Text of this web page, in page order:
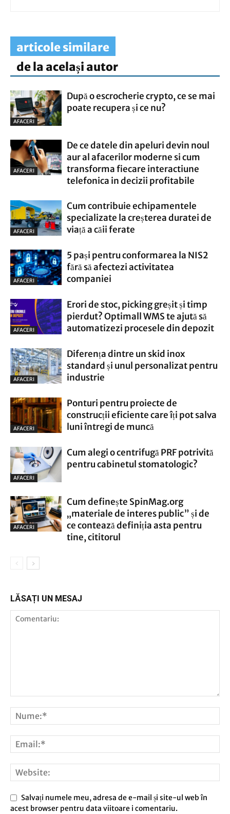
articole similare
de la același autor
AFACERI
După o escrocherie crypto, ce se mai
poate recupera și ce nu?
AFACERI
De ce datele din apeluri devin noul
aur al afacerilor moderne si cum
transforma fiecare interactiune
telefonica in decizii profitabile
AFACERI
Cum contribuie echipamentele
specializate la creșterea duratei de
viață a căii ferate
AFACERI
5 pași pentru conformarea la NIS2
fără să afectezi activitatea
companiei
AFACERI
Erori de stoc, picking greșit și timp
pierdut? Optimall WMS te ajută să
automatizezi procesele din depozit
AFACERI
Diferența dintre un skid inox
standard și unul personalizat pentru
industrie
AFACERI
Ponturi pentru proiecte de
construcții eficiente care îți pot salva
luni întregi de muncă
AFACERI
Cum alegi o centrifugă PRF potrivită
pentru cabinetul stomatologic?
AFACERI
Cum definește SpinMag.org
„materiale de interes public” și de
ce contează definiția asta pentru
tine, cititorul
LĂSAȚI UN MESAJ
Salvați numele meu, adresa de e-mail și site-ul web în
acest browser pentru data viitoare i comentariu.